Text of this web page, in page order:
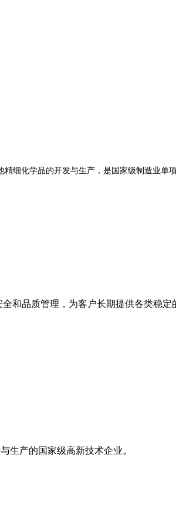
精细化学品的开发与生产，是国家级制造业单
和品质管理，为客户长期提供各类稳
生产的国家级高新技术企业。